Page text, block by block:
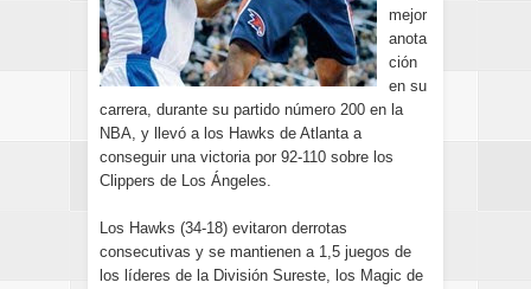
mejor
anota
ción
en su
carrera, durante su partido número 200 en la
NBA, y llevó a los Hawks de Atlanta a
conseguir una victoria por 92-110 sobre los
Clippers de Los Ángeles.
Los Hawks (34-18) evitaron derrotas
consecutivas y se mantienen a 1,5 juegos de
los líderes de la División Sureste, los Magic de